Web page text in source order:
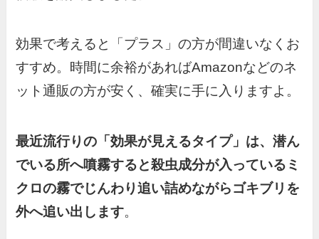
効果で考えると「プラス」の方が間違いなくお
すすめ。時間に余裕があればAmazonなどのネ
ット通販の方が安く、確実に手に入りますよ。
最近流行りの「効果が見えるタイプ」は、潜ん
でいる所へ噴霧すると殺虫成分が入っているミ
クロの霧でじんわり追い詰めながらゴキブリを
外へ追い出します。